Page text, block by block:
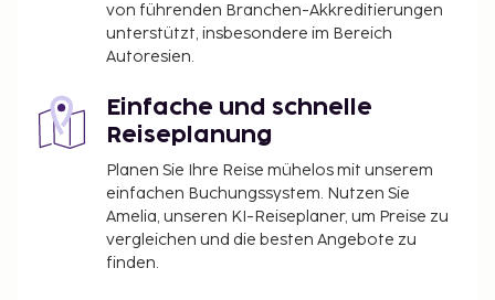
von führenden Branchen-Akkreditierungen
unterstützt, insbesondere im Bereich
Autoresien.
Einfache und schnelle
Reiseplanung
Planen Sie Ihre Reise mühelos mit unserem
einfachen Buchungssystem. Nutzen Sie
Amelia, unseren KI-Reiseplaner, um Preise zu
vergleichen und die besten Angebote zu
finden.